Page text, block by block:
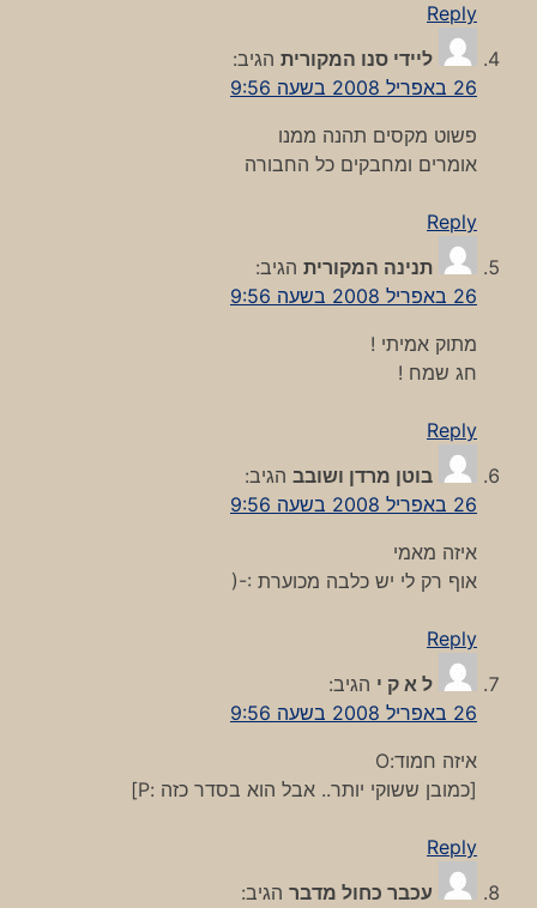
Reply
ליידי סנו המקורית הגיב:
26 באפריל 2008 בשעה 9:56
פשוט מקסים תהנה ממנו
אומרים ומחבקים כל החבורה
Reply
תנינה המקורית הגיב:
26 באפריל 2008 בשעה 9:56
מתוק אמיתי !
חג שמח !
Reply
בוטן מרדן ושובב הגיב:
26 באפריל 2008 בשעה 9:56
איזה מאמי
אוף רק לי יש כלבה מכוערת :-(
Reply
ל א ק י הגיב:
26 באפריל 2008 בשעה 9:56
איזה חמוד:O
[כמובן ששוקי יותר.. אבל הוא בסדר כזה :P]
Reply
עכבר כחול מדבר הגיב: